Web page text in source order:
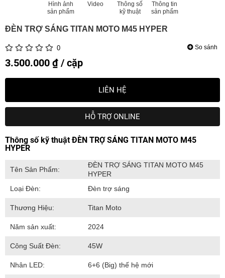
Hình ảnh
sản phẩm
Video
Thông số
kỹ thuật
Thông tin
sản phẩm
ĐÈN TRỢ SÁNG TITAN MOTO M45 HYPER
0 So sánh
3.500.000 ₫ / cặp
LIÊN HỆ
HỖ TRỢ ONLINE
Thông số kỹ thuật ĐÈN TRỢ SÁNG TITAN MOTO M45
HYPER
Tên Sản Phẩm:
ĐÈN TRỢ SÁNG TITAN MOTO M45
HYPER
Loại Đèn:
Đèn trợ sáng
Thương Hiệu: Titan Moto
Năm sản xuất: 2024
Công Suất Đèn: 45W
Nhân LED: 6+6 (Big) thế hệ mới